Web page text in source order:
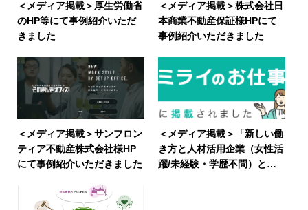
＜メディア掲載＞厚生労働省
のHP等にて事例紹介いただ
きました
＜メディア掲載＞株式会社日
本商業不動産保証様HPにて
事例紹介いただきました
＜メディア掲載＞サンフロン
ティア不動産株式会社様HP
にて事例紹介いただきました
＜メディア掲載＞「新しい働
き方と人材活用企業（女性活
躍/未経験・学歴不問）とし